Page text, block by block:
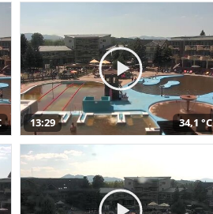
13:29 34,1 °C